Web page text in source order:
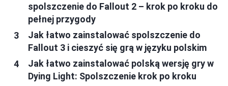
spolszczenie do Fallout 2 – krok po kroku do
pełnej przygody
Jak łatwo zainstalować spolszczenie do
Fallout 3 i cieszyć się grą w języku polskim
Jak łatwo zainstalować polską wersję gry w
Dying Light: Spolszczenie krok po kroku